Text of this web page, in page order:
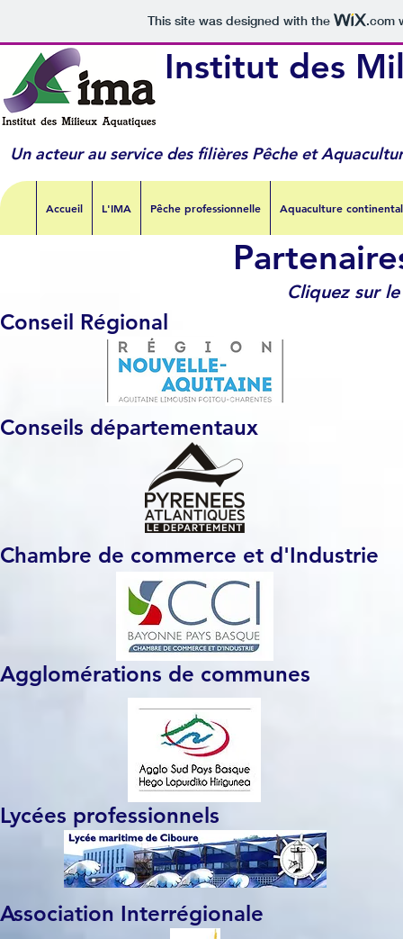
This site was designed with the .com
Institut des
Accueil L'IMA Pêche professionnelle Aquaculture
Un acteur au service des filières Pêche et
Cliquez sur
Conseil Régional
Conseils départementaux
Chambre de commerce et d'Industrie
Agglomérations de communes
Lycées professionnels
Association Interrégionale